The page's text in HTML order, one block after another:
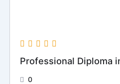
Professional Diploma
0